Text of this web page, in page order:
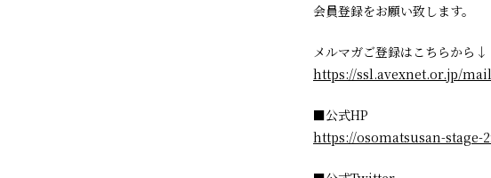
会員登録をお願い致します。
メルマガご登録はこちらから↓
https://ssl.avexnet.or.jp/
■公式HP
https://osomatsusan-stage-